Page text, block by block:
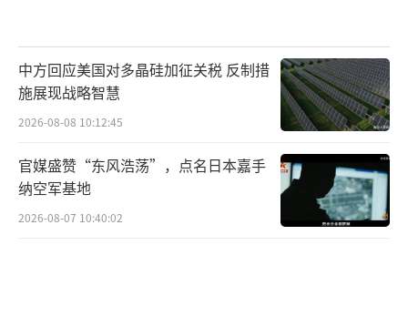
视为特朗普最坚定的国际盟友之一，但现实层
面仍高度依赖中国这一最大出口市场。竞选期
间，米莱曾对中国发表激烈言辞，甚至放话
要“切断关系”，但执政后态度明显调整，多
次强调双边经贸的重要性。1月中旬，他在接受
当地媒体采访时明确表示，计划年内访问中
中方回应美国对多晶硅加征关税 反制措
施展现战略智慧
2026-08-08 10:12:45
官媒盛赞“东风浩荡”，点名日本嘉手
纳空军基地
2026-08-07 10:40:02